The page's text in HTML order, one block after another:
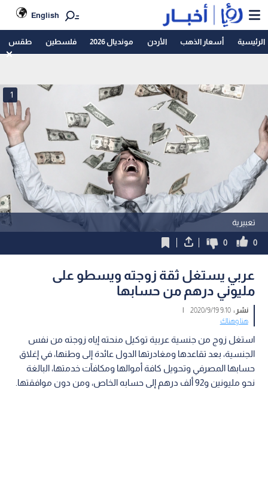
English
الرئيسية أسعار الذهب الأردن مونديال 2026 فلسطين طقس
تعبيرية
1
0
0
عربي يستغل ثقة زوجته ويسطو على
مليوني درهم من حسابها
نشر :9:10 2020/9/19
|
هنا وهناك
استغل زوج من جنسية عربية توكيل منحته إياه زوجته من نفس
الجنسية، بعد تقاعدها ومغادرتها الدول عائدة إلى وطنها، في إغلاق
حسابها المصرفي وتحويل كافة أموالها ومكافآت خدمتها، البالغة
نحو مليونين و92 ألف درهم إلى حسابه الخاص، ومن دون موافقتها.